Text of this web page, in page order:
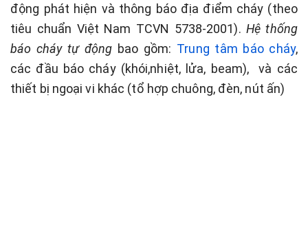
động phát hiện và thông báo địa điểm cháy (theo
tiêu chuẩn Việt Nam TCVN 5738-2001). Hệ thống
báo cháy tự động bao gồm: Trung tâm báo cháy,
các đầu báo cháy (khói,nhiệt, lửa, beam), và các
thiết bị ngoại vi khác (tổ hợp chuông, đèn, nút ấn)